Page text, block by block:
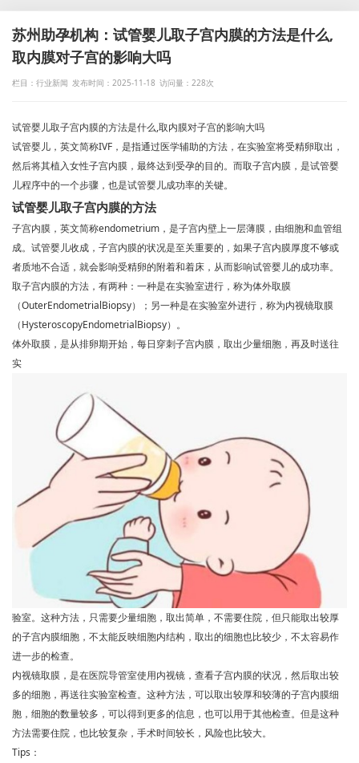
苏州助孕机构：试管婴儿取子宫内膜的方法是什么,
取内膜对子宫的影响大吗
栏目：行业新闻 发布时间：2025-11-18 访问量：228次
试管婴儿取子宫内膜的方法是什么,取内膜对子宫的影响大吗
试管婴儿，英文简称IVF，是指通过医学辅助的方法，在实验室将受精卵取出，
然后将其植入女性子宫内膜，最终达到受孕的目的。而取子宫内膜，是试管婴
儿程序中的一个步骤，也是试管婴儿成功率的关键。
试管婴儿取子宫内膜的方法
子宫内膜，英文简称endometrium，是子宫内壁上一层薄膜，由细胞和血管组
成。试管婴儿收成，子宫内膜的状况是至关重要的，如果子宫内膜厚度不够或
者质地不合适，就会影响受精卵的附着和着床，从而影响试管婴儿的成功率。
取子宫内膜的方法，有两种：一种是在实验室进行，称为体外取膜
（OuterEndometrialBiopsy）；另一种是在实验室外进行，称为内视镜取膜
（HysteroscopyEndometrialBiopsy）。
体外取膜，是从排卵期开始，每日穿刺子宫内膜，取出少量细胞，再及时送往
实
验室。这种方法，只需要少量细胞，取出简单，不需要住院，但只能取出较厚
的子宫内膜细胞，不太能反映细胞内结构，取出的细胞也比较少，不太容易作
进一步的检查。
内视镜取膜，是在医院导管室使用内视镜，查看子宫内膜的状况，然后取出较
多的细胞，再送往实验室检查。这种方法，可以取出较厚和较薄的子宫内膜细
胞，细胞的数量较多，可以得到更多的信息，也可以用于其他检查。但是这种
方法需要住院，也比较复杂，手术时间较长，风险也比较大。
Tips：